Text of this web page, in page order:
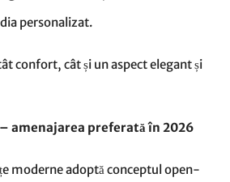
personalizat.
confort, cât și un aspect elegant și
amenajarea preferată în 2026
moderne adoptă conceptul open-